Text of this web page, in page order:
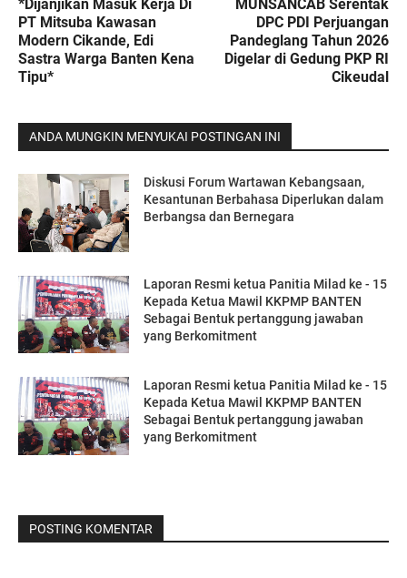
*Dijanjikan Masuk Kerja Di
PT Mitsuba Kawasan
Modern Cikande, Edi
Sastra Warga Banten Kena
Tipu*
MUNSANCAB Serentak
DPC PDI Perjuangan
Pandeglang Tahun 2026
Digelar di Gedung PKP RI
Cikeudal
ANDA MUNGKIN MENYUKAI POSTINGAN INI
Diskusi Forum Wartawan Kebangsaan,
Kesantunan Berbahasa Diperlukan dalam
Berbangsa dan Bernegara
Laporan Resmi ketua Panitia Milad ke - 15
Kepada Ketua Mawil KKPMP BANTEN
Sebagai Bentuk pertanggung jawaban
yang Berkomitment
Laporan Resmi ketua Panitia Milad ke - 15
Kepada Ketua Mawil KKPMP BANTEN
Sebagai Bentuk pertanggung jawaban
yang Berkomitment
POSTING KOMENTAR